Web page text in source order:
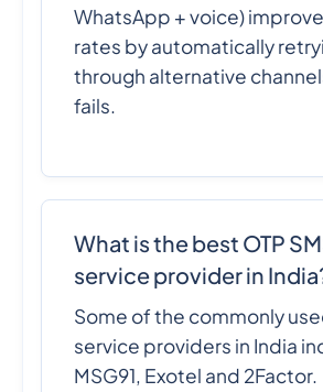
WhatsApp + voice)
rates by automatically
through alternative
fails.
What is the best OTP
service provider in
Some of the commonly
service providers in India
MSG91, Exotel and 2Factor.